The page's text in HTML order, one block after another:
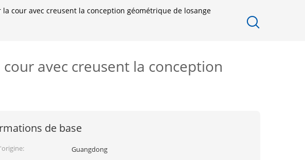
cour avec creusent la conception géométrique de losange
avec creusent la conception
de base
Guangdong